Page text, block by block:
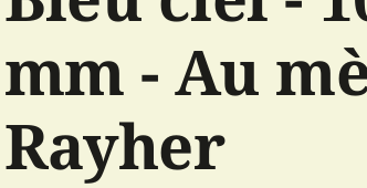
mm - Au
Rayher